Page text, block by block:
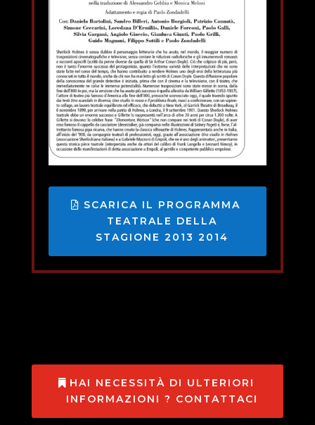
SCARICA IL PROGRAMMA
TEATRALE DELLA
STAGIONE 2013 2014
HAI NECESSITÀ DI ULTERIORI
INFORMAZIONI ? CONTATTACI